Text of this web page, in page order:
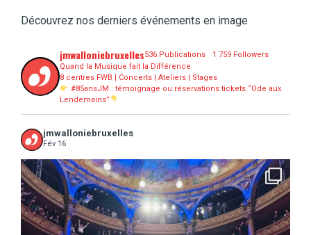
Découvrez nos derniers événements en image
jmwalloniebruxelles536 Publications
1 759 Followers
Quand la Musique fait la Différence
8 centres FWB | Concerts | Ateliers | Stages
#85ansJM : témoignage ou réservations tickets “Ode aux
Lendemains”
jmwalloniebruxelles
Fév 16